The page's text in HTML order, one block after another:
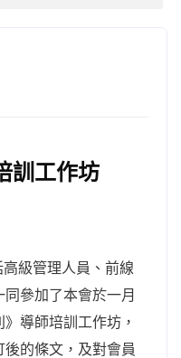
訓工作坊
級管理人員、前線
參加了本會於一月
導師培訓工作坊，
的條文，及對會員